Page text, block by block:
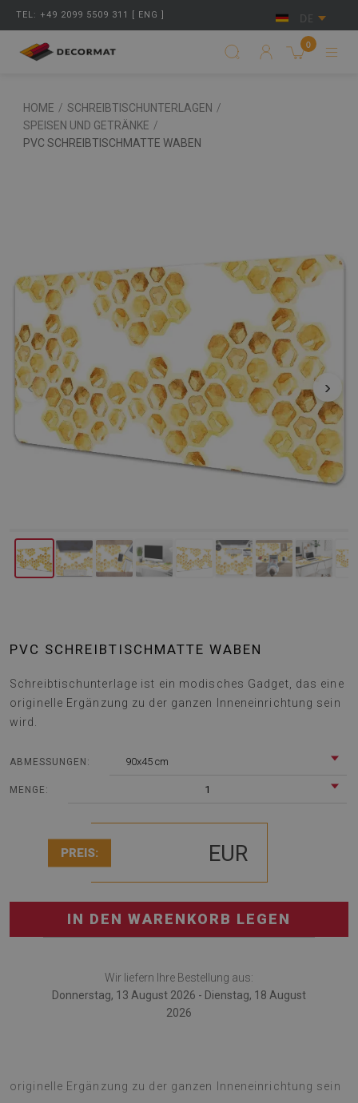
TEL: +49 2099 5509 311 [ ENG ] DE
0
HOME / SCHREIBTISCHUNTERLAGEN /
SPEISEN UND GETRÄNKE /
PVC SCHREIBTISCHMATTE WABEN
‹ ›
PVC SCHREIBTISCHMATTE WABEN
Schreibtischunterlage ist ein modisches Gadget, das eine
originelle Ergänzung zu der ganzen Inneneinrichtung sein
wird.
ABMESSUNGEN: 90x45 cm
MENGE: 1
PREIS: EUR
IN DEN WARENKORB LEGEN
Wir liefern Ihre Bestellung aus:
Donnerstag, 13 August 2026 - Dienstag, 18 August
2026
originelle Ergänzung zu der ganzen Inneneinrichtung sein